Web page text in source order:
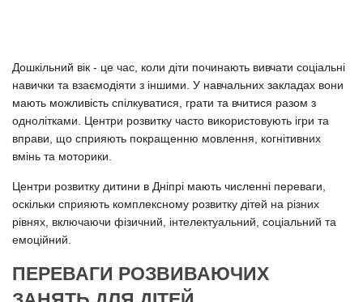
Дошкільний вік - це час, коли діти починають вивчати соціальні
навички та взаємодіяти з іншими. У навчальних закладах вони
мають можливість спілкуватися, грати та вчитися разом з
однолітками. Центри розвитку часто використовують ігри та
вправи, що сприяють покращенню мовлення, когнітивних
вмінь та моторики.
Центри розвитку дитини в Дніпрі мають численні переваги,
оскільки сприяють комплексному розвитку дітей на різних
рівнях, включаючи фізичний, інтелектуальний, соціальний та
емоційний.
ПЕРЕВАГИ РОЗВИВАЮЧИХ